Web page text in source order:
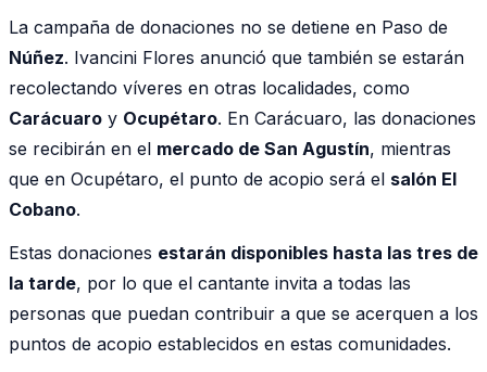
La campaña de donaciones no se detiene en Paso de
Núñez. Ivancini Flores anunció que también se estarán
recolectando víveres en otras localidades, como
Carácuaro y Ocupétaro. En Carácuaro, las donaciones
se recibirán en el mercado de San Agustín, mientras
que en Ocupétaro, el punto de acopio será el salón El
Cobano.
Estas donaciones estarán disponibles hasta las tres de
la tarde, por lo que el cantante invita a todas las
personas que puedan contribuir a que se acerquen a los
puntos de acopio establecidos en estas comunidades.